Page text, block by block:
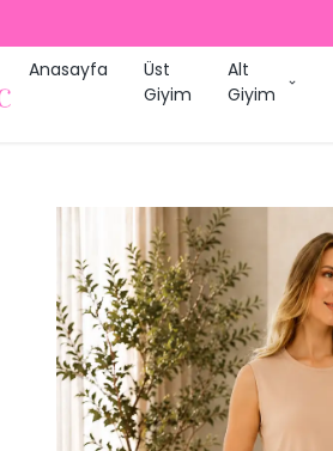
Anasayfa
Üst
Giyim
Alt
Giyim